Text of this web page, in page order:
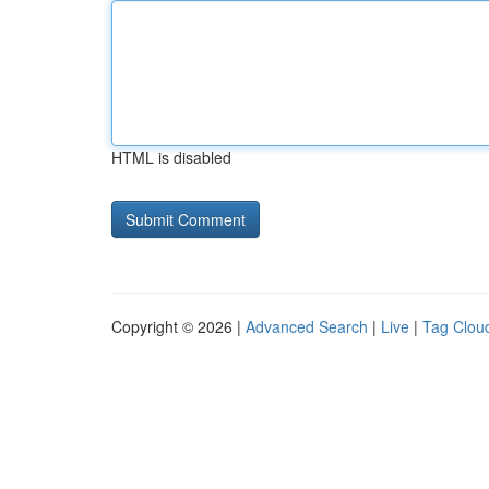
HTML is disabled
Copyright © 2026 | Advanced Search | Live | Tag